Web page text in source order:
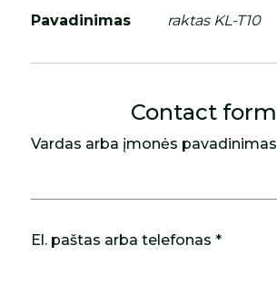
Pavadinimas raktas KL-T10
Contact form
Vardas arba įmonės pavadinimas
El. paštas arba telefonas *